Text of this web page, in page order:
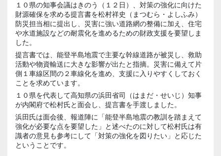
１０県の知事会議はきのう（１２日）、対策の強化に向けた
財源確保を求める提言書を松村祥史（まつむら・よしふみ）
防災担当相に提出し、災害に強い道路網の整備に加え、住宅
や水道施設などの耐震化を進めるための財政支援を要望しま
した。
提言書では、能登半島地震で主要な幹線道路が被災し、救助
活動や物資輸送に大きな影響が出たと指摘。災害に備えて片
側１車線区間の２車線化を進め、支援に入りやすくしておく
ことを求めています。
１０県を代表して高知県の浜田省司（はまだ・せいじ）知事
が内閣府で松村氏と面会し、提言書を手渡しました。
浜田氏は面会後、報道陣に「能登半島地震の教訓を踏まえて
強化が必要な点を要望した」と述べたのに対して松村氏は有
識者の意見も参考にして「対策の強化を図りたい」と応じた
ということです。